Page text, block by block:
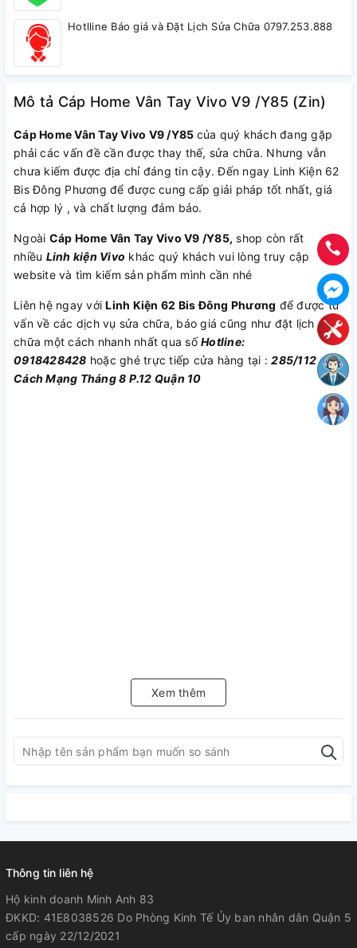
Hotlline Báo giá và Đặt Lịch Sửa Chữa 0797.253.888
Mô tả Cáp Home Vân Tay Vivo V9 /Y85 (Zin)
Cáp Home Vân Tay Vivo V9 /Y85 của quý khách đang gặp
phải các vấn đề cần được thay thế, sửa chữa. Nhưng vẫn
chưa kiếm được địa chỉ đáng tin cậy. Đến ngay Linh Kiện 62
Bis Đông Phương để được cung cấp giải pháp tốt nhất, giá
cả hợp lý , và chất lượng đảm bảo.
Ngoài Cáp Home Vân Tay Vivo V9 /Y85, shop còn rất
nhiều Linh kiện Vivo khác quý khách vui lòng truy cập
website và tìm kiếm sản phẩm mình cần nhé
Liên hệ ngay vớiLinh Kiện 62 Bis Đông Phương để được tư
vấn về các dịch vụ sửa chữa, báo giá cũng như đặt lịch sửa
chữa một cách nhanh nhất qua sốHotline:
0918428428 hoặc ghé trực tiếp cửa hàng tại :285/112
Cách Mạng Tháng 8 P.12 Quận 10
Xem thêm
Thông tin liên hệ
Hộ kinh doanh Minh Anh 83
ĐKKD: 41E8038526 Do Phòng Kinh Tế Ủy ban nhân dân Quận 5
cấp ngày 22/12/2021